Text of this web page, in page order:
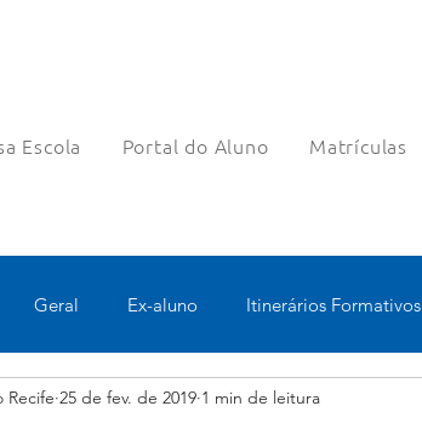
Escola Portal do Aluno Matrículas
Geral Ex-aluno Itinerários Formativos
Médio Pastoral Esportes
Recife 25 de fev. de 2019 1 min de leitura